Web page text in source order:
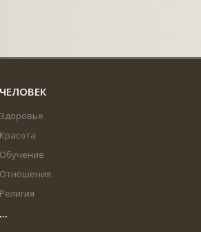
ЧЕЛОВЕК
Здоровье
Красота
Обучение
Отношения
Религия
...